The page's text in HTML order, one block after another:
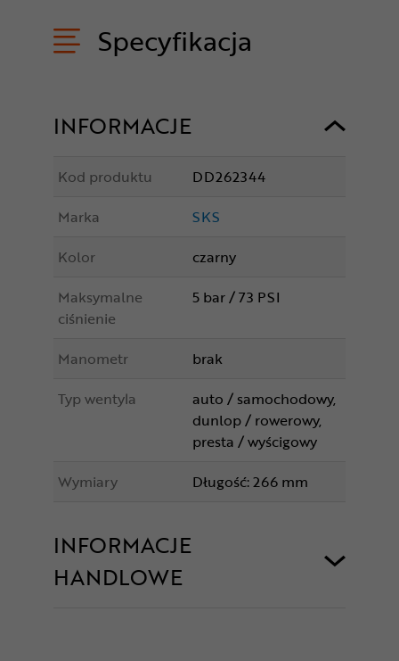
Specyfikacja
INFORMACJE
Kod produktu
DD262344
Marka
SKS
Kolor
czarny
Maksymalne
ciśnienie
5 bar / 73 PSI
Manometr
brak
Typ wentyla
auto / samochodowy,
dunlop / rowerowy,
presta / wyścigowy
Wymiary
Długość: 266 mm
INFORMACJE
HANDLOWE